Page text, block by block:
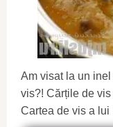
Am visat la un
vis?! Cărțile de
Cartea de vis a lui